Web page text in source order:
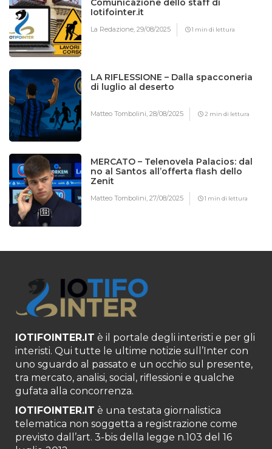
Comunicazione dello staff di
Iotifointer.it
La Redazione,29/08/2025 1 min di lettura
LA RIFLESSIONE – Dalla spacconeria
di luglio al deserto
Matteo Tombolini,28/08/2025 2 min di lettura
MERCATO – Telenovela Palacios: dal
no al Santos all’offerta flash dello
Zenit
Matteo Tombolini,27/08/2025 1 min di lettura
IOTIFOINTER.IT è il portale degli interisti e per gli
interisti. Qui tutte le ultime notizie sull’Inter con
uno sguardo al passato e un occhio sul presente,
tra mercato, analisi, social, riflessioni e qualche
gufata alla concorrenza.
IOTIFOINTER.IT è una testata giornalistica
telematica non soggetta a registrazione come
previsto dall’art. 3-bis della legge n.103 del 16